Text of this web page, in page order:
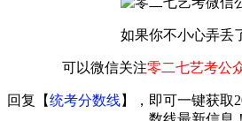
如果你不小心弄丢
可以微信关注零二七艺考公
回复 【统考分数线】， 即可一键获取